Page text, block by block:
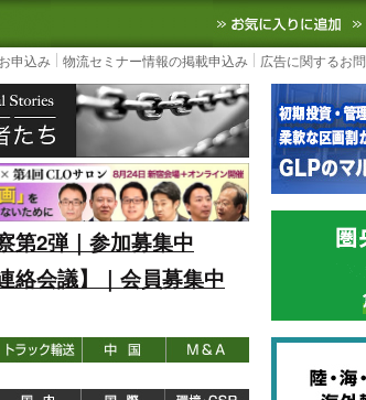
流ニュースサイト
3PL, SCMなど国内外の最新の物流ニ
申込み 物流セミナー情報の掲載申込み 広告に関するお
第2弾｜参加募集中
絡会議】｜会員募集中